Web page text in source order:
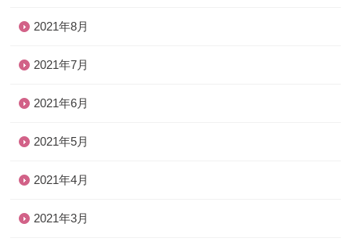
2021年8月
2021年7月
2021年6月
2021年5月
2021年4月
2021年3月